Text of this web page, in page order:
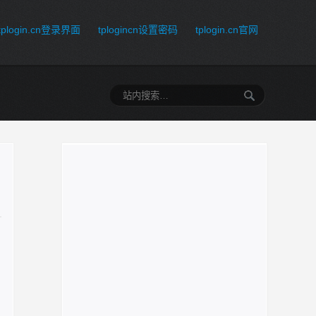
登录界面 tplogincn设置密码 tplogin.cn官网